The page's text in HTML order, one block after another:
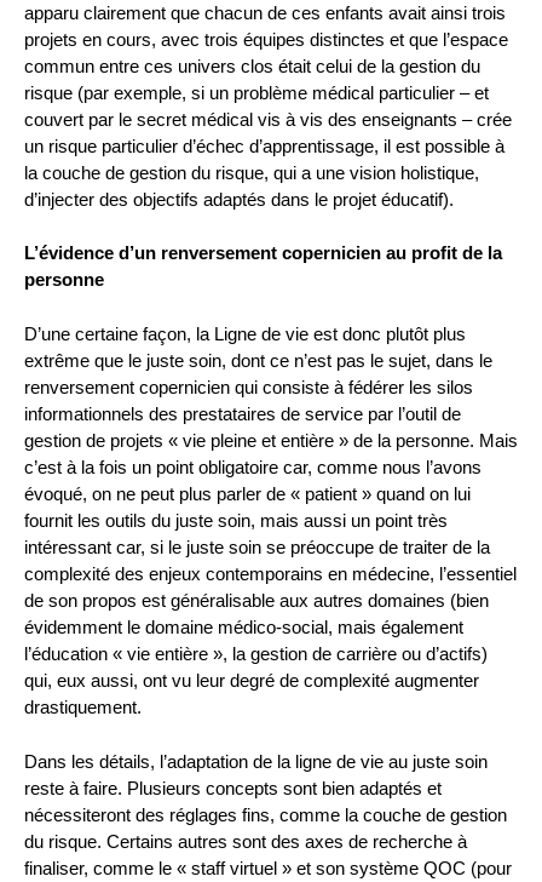
apparu clairement que chacun de ces enfants avait ainsi trois
projets en cours, avec trois équipes distinctes et que l’espace
commun entre ces univers clos était celui de la gestion du
risque (par exemple, si un problème médical particulier – et
couvert par le secret médical vis à vis des enseignants – crée
un risque particulier d’échec d’apprentissage, il est possible à
la couche de gestion du risque, qui a une vision holistique,
d’injecter des objectifs adaptés dans le projet éducatif).
L’évidence d’un renversement copernicien au profit de la
personne
D’une certaine façon, la Ligne de vie est donc plutôt plus
extrême que le juste soin, dont ce n’est pas le sujet, dans le
renversement copernicien qui consiste à fédérer les silos
informationnels des prestataires de service par l’outil de
gestion de projets « vie pleine et entière » de la personne. Mais
c’est à la fois un point obligatoire car, comme nous l’avons
évoqué, on ne peut plus parler de « patient » quand on lui
fournit les outils du juste soin, mais aussi un point très
intéressant car, si le juste soin se préoccupe de traiter de la
complexité des enjeux contemporains en médecine, l’essentiel
de son propos est généralisable aux autres domaines (bien
évidemment le domaine médico-social, mais également
l’éducation « vie entière », la gestion de carrière ou d’actifs)
qui, eux aussi, ont vu leur degré de complexité augmenter
drastiquement.
Dans les détails, l’adaptation de la ligne de vie au juste soin
reste à faire. Plusieurs concepts sont bien adaptés et
nécessiteront des réglages fins, comme la couche de gestion
du risque. Certains autres sont des axes de recherche à
finaliser, comme le « staff virtuel » et son système QOC (pour